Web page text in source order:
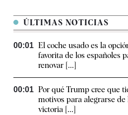
ÚLTIMAS NOTICIAS
00:01 El coche usado es la
favorita de los españoles
renovar [...]
00:01 Por qué Trump cree que
motivos para alegrarse de
victoria [...]